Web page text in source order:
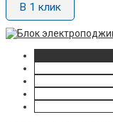
В 1 клик